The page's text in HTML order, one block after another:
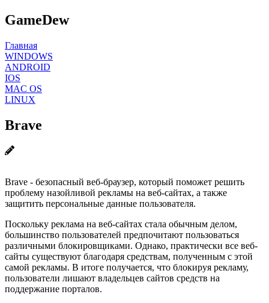
GameDew
Главная
WINDOWS
ANDROID
IOS
MAC OS
LINUX
Brave
Brave - безопасный веб-браузер, который поможет решить
проблему назойливой рекламы на веб-сайтах, а также
защитить персональные данные пользователя.
Поскольку реклама на веб-сайтах стала обычным делом,
большинство пользователей предпочитают пользоваться
различными блокировщиками. Однако, практически все веб-
сайты существуют благодаря средствам, полученным с этой
самой рекламы. В итоге получается, что блокируя рекламу,
пользователи лишают владельцев сайтов средств на
поддержание порталов.